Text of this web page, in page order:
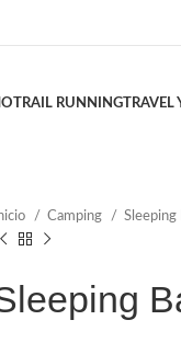
TRAIL RUNNINGTRAVEL
Camping Sleeping